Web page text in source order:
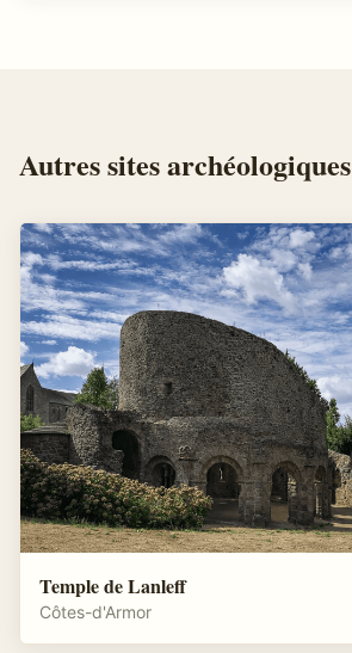
Autressites archéologiques
Temple de Lanleff
Côtes-d'Armor